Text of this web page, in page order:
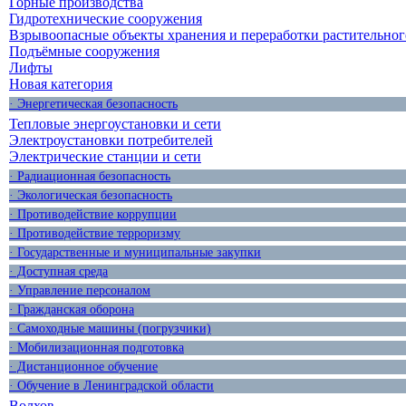
Гидротехнические сооружения
Взрывоопасные объекты хранения и переработки
Подъёмные сооружения
Лифты
Новая категория
· Энергетическая безопасность
Тепловые энергоустановки и сети
Электроустановки потребителей
Электрические станции и сети
· Радиационная безопасность
· Экологическая безопасность
· Противодействие коррупции
· Противодействие терроризму
· Государственные и муниципальные закупки
· Доступная среда
· Управление персоналом
· Гражданская оборона
· Самоходные машины (погрузчики)
· Мобилизационная подготовка
· Дистанционное обучение
· Обучение в Ленинградской области